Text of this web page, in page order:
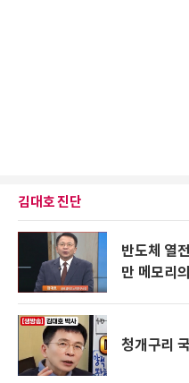
김대호 진단
반도체 열
만 메모리
청개구리